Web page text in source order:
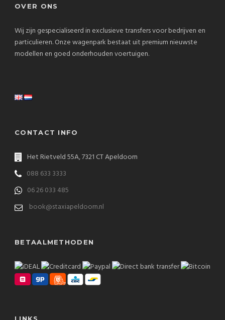
OVER ONS
Wij zijn gespecialiseerd in exclusieve transfers voor bedrijven en
particulieren. Onze wagenpark bestaat uit premium nieuwste
modellen en goed onderhouden voertuigen.
CONTACT INFO
Het Rietveld 55A, 7321 CT Apeldoorn
088 633 3333
06 26 033 485
book@staxiapeldoorn.nl
BETAALMETHODEN